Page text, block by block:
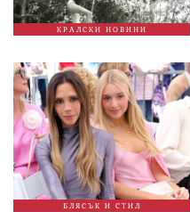
КРАЛСКИ НОВИНИ
БЛЯСЪК И СТИЛ